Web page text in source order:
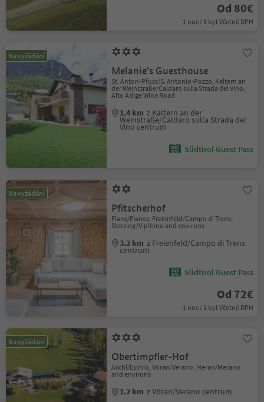
Od 80€
1 noc / 1 byt Včetně DPH
Na vyžádání
Melanie's Guesthouse
St. Anton-Pfuss/S. Antonio-Pozzo, Kaltern an
der Weinstraße/Caldaro sulla Strada del Vino,
Alto Adige Wine Road
1.4 km z Kaltern an der
Weinstraße/Caldaro sulla Strada del
Vino centrum
Südtirol Guest Pass
Na vyžádání
Pfitscherhof
Flans/Flanes, Freienfeld/Campo di Trens,
Sterzing/Vipiteno and environs
3.2 km z Freienfeld/Campo di Trens
centrum
Südtirol Guest Pass
Od 72€
1 noc / 1 byt Včetně DPH
Na vyžádání
Obertimpfler-Hof
Aschl/Eschio, Vöran/Verano, Meran/Merano
and environs
1.2 km z Vöran/Verano centrum